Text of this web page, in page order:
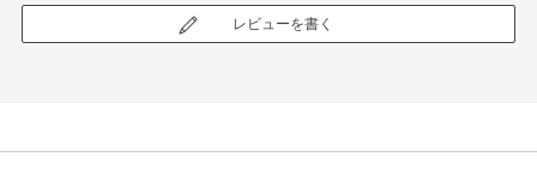
レビューを書く